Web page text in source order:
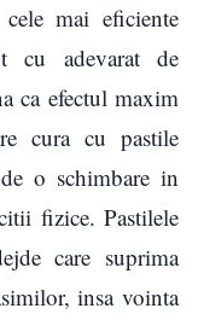
mai eficiente
cu adevarat de
ca efectul maxim
cura cu pastile
o schimbare in
fizice. Pastilele
care suprima
insa vointa